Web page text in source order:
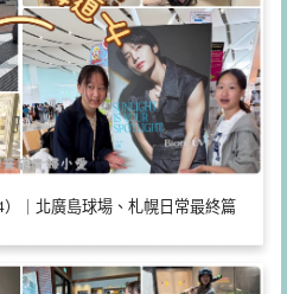
｜北廣島球場、札幌日常最終篇